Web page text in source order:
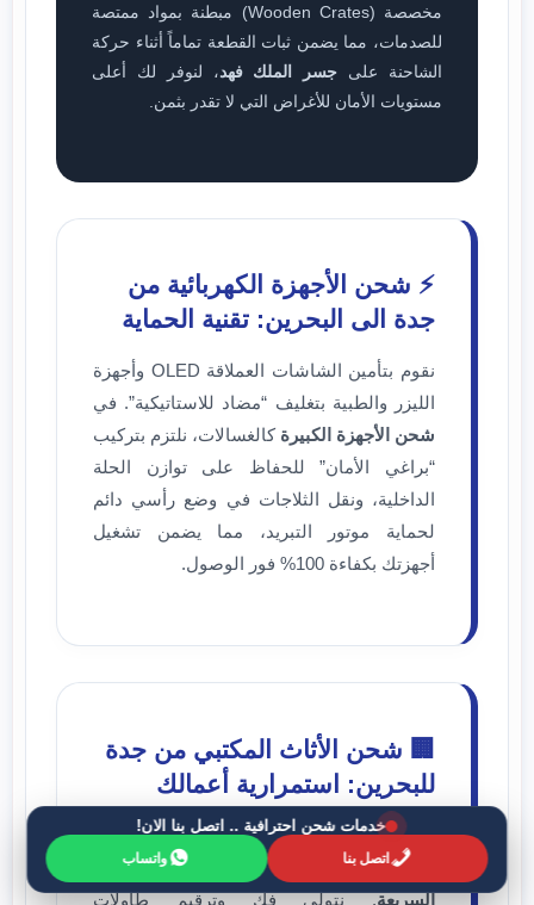
مخصصة (Wooden Crates) مبطنة بمواد ممتصة
للصدمات، مما يضمن ثبات القطعة تماماً أثناء حركة
الشاحنة على جسر الملك فهد، لنوفر لك أعلى
مستويات الأمان للأغراض التي لا تقدر بثمن.
⚡ شحن الأجهزة الكهربائية من
جدة الى البحرين: تقنية الحماية
نقوم بتأمين الشاشات العملاقة OLED وأجهزة
الليزر والطبية بتغليف “مضاد للاستاتيكية”. في
شحن الأجهزة الكبيرة كالغسالات، نلتزم بتركيب
“براغي الأمان” للحفاظ على توازن الحلة
الداخلية، ونقل الثلاجات في وضع رأسي دائم
لحماية موتور التبريد، مما يضمن تشغيل
أجهزتك بكفاءة 100% فور الوصول.
🏢 شحن الأثاث المكتبي من جدة
للبحرين: استمرارية أعمالك
ندعم الشركات والمكاتب بجدة الراغبة في
التوسع بالبحرين عبر خدمة
شحن المكاتب
السريعة. نتولى فك وترقيم طاولات
خدمات شحن احترافية .. اتصل بنا الان!
اتصل بنا واتساب